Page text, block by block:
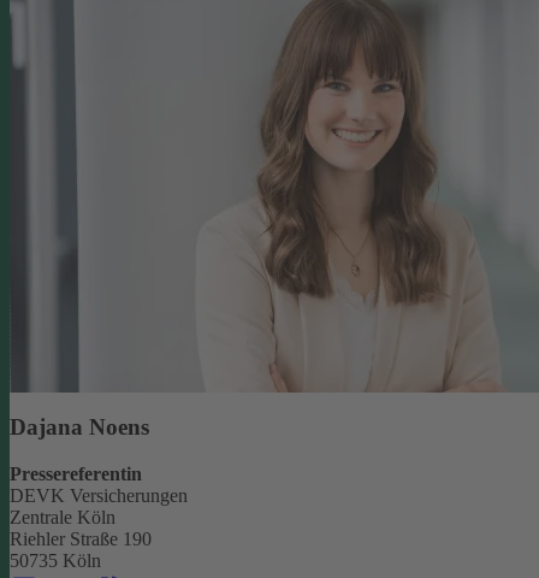
Dajana Noens
Pressereferentin
DEVK Versicherungen
Zentrale Köln
Riehler Straße 190
50735 Köln